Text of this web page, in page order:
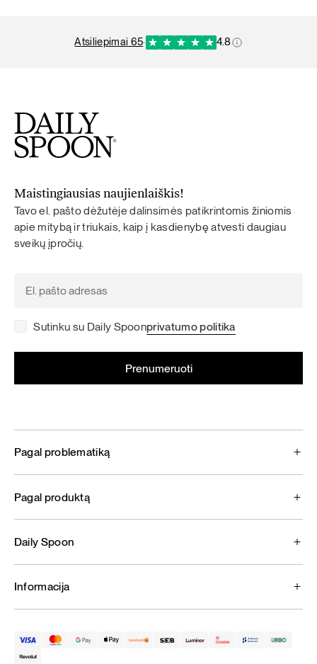
atsiliepimai 65· 4.8
Maistingiausias naujienlaiškis!
Tavo el. pašto dėžutėje dalinsimės patikrintomis žiniomis
apie mitybą ir triukais, kaip į kasdienybę atvesti daugiau
sveikų įpročių.
Sutinku su Daily Spoonprivatumo politika
Pagal problematiką
Pagal produktą
Daily Spoon
Informacija